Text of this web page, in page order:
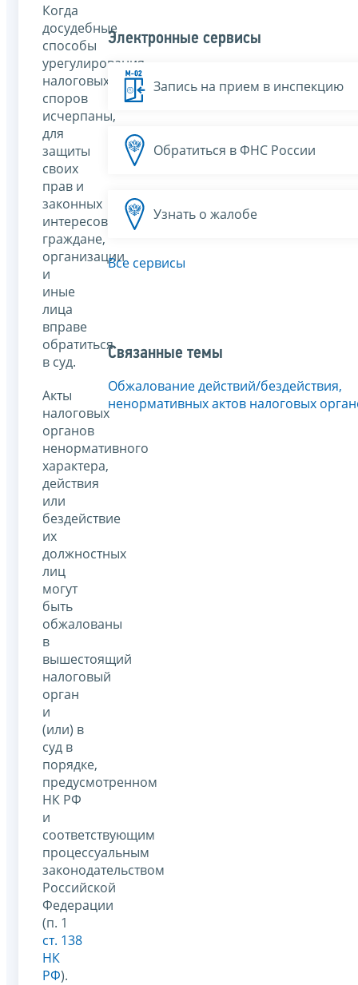
Когда
досудебные
способы
урегулирования
налоговых
споров
исчерпаны,
для
защиты
своих
прав и
законных
интересов
граждане,
организации
и
иные
лица
вправе
обратиться
в суд.
Акты
налоговых
органов
ненормативного
характера,
действия
или
бездействие
их
должностных
лиц
могут
быть
обжалованы
в
вышестоящий
налоговый
орган
и
(или) в
суд в
порядке,
предусмотренном
НК РФ
и
соответствующим
процессуальным
законодательством
Российской
Федерации
(п. 1
ст. 138
НК
РФ).
Электронные сервисы
Запись на прием в инспекцию
Обратиться в ФНС России
Узнать о жалобе
Все сервисы
Связанные темы
Обжалование действий/бездействия,
ненормативных актов налоговых